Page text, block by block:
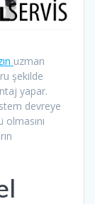
uzman
şekilde
yapar.
devreye